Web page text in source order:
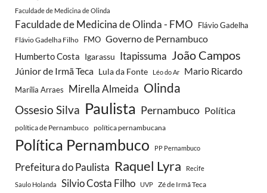
Faculdade de Medicina de Olinda
Faculdade de Medicina de Olinda - FMO Flávio Gadelha
Flávio Gadelha Filho FMO Governo de Pernambuco
Humberto Costa Igarassu Itapissuma João Campos
Júnior de Irmã Teca Lula da Fonte Léo do Ar Mario Ricardo
Marília Arraes Mirella Almeida Olinda
Ossesio Silva Paulista Pernambuco Política
política de Pernambuco política pernambucana
Política Pernambuco PP Pernambuco
Prefeitura do Paulista Raquel Lyra Recife
Saulo Holanda Silvio Costa Filho UVP
Zé de Irmã Teca